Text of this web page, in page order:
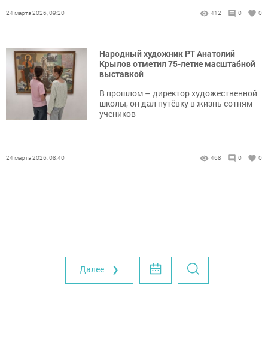
24 марта 2026, 09:20 412 0 0
Народный художник РТ Анатолий
Крылов отметил 75-летие масштабной
выставкой
В прошлом – директор художественной
школы, он дал путёвку в жизнь сотням
учеников
24 марта 2026, 08:40 468 0 0
Далее ❯